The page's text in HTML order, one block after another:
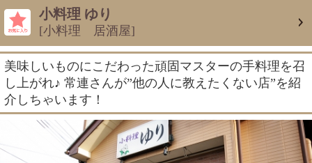
小料理 ゆり
[小料理 居酒屋]
美味しいものにこだわった頑固マスターの手料理を召
し上がれ♪ 常連さんが”他の人に教えたくない店”を紹
介しちゃいます！